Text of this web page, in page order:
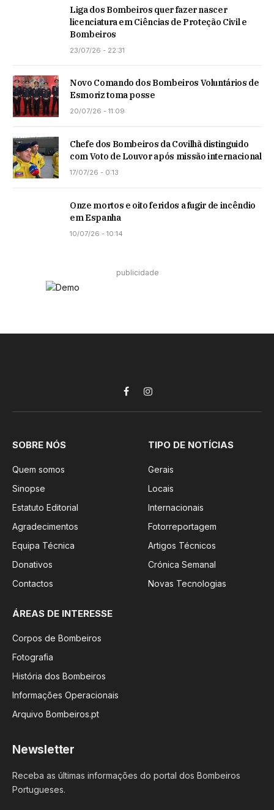
Liga dos Bombeiros quer fazer nascer
licenciatura em Ciências de Proteção Civil e
Bombeiros
23/07/26 - 22:31
Novo Comando dos Bombeiros Voluntários de
Esmoriz toma posse
20/07/26 - 11:09
Chefe dos Bombeiros da Covilhã distinguido
com Voto de Louvor após missão internacional
17/07/26 - 0:13
Onze mortos e oito feridos a fugir de incêndio
em Espanha
10/07/26 - 10:14
publicidade
FacebookInstagram
SOBRE NÓS
Quem somos
Sinopse
Estatuto Editorial
Agradecimentos
Equipa Técnica
Donativos
Contactos
TIPO DE NOTÍCIAS
Gerais
Locais
Internacionais
Fotorreportagem
Artigos Técnicos
Crónica Semanal
Novas Tecnologias
ÁREAS DE INTERESSE
Corpos de Bombeiros
Fotografia
História dos Bombeiros
Informações Operacionais
Arquivo Bombeiros.pt
Newsletter
Receba as últimas informações do portal dos Bombeiros
Portugueses.